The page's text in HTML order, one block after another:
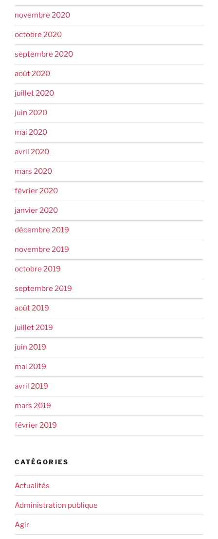
novembre 2020
octobre 2020
septembre 2020
août 2020
juillet 2020
juin 2020
mai 2020
avril 2020
mars 2020
février 2020
janvier 2020
décembre 2019
novembre 2019
octobre 2019
septembre 2019
août 2019
juillet 2019
juin 2019
mai 2019
avril 2019
mars 2019
février 2019
CATÉGORIES
Actualités
Administration publique
Agir